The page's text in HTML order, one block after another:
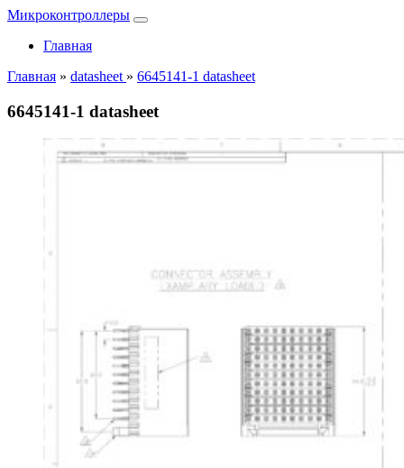
Микроконтроллеры
Главная
Главная » datasheet » 6645141-1 datasheet
6645141-1 datasheet